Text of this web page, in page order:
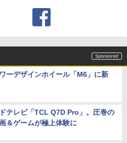
ーデザインホイール「M6」に新
テレビ「TCL Q7D Pro」。圧巻の
＆ゲームが極上体験に